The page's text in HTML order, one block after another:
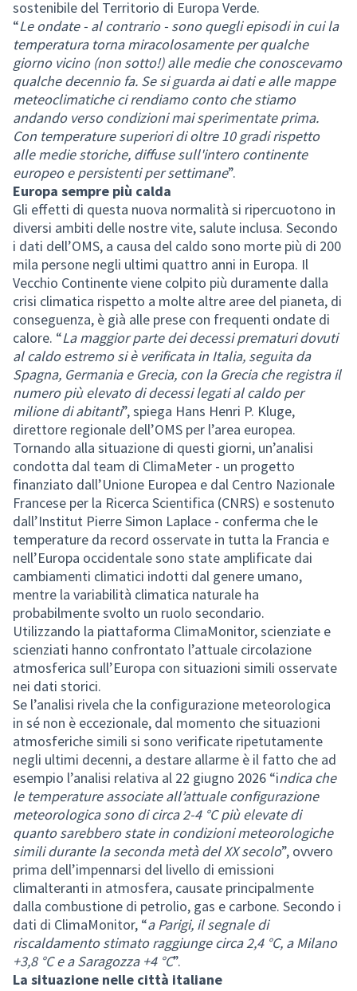
sostenibile del Territorio di Europa Verde.
“Le ondate - al contrario - sono quegli episodi in cui la
temperatura torna miracolosamente per qualche
giorno vicino (non sotto!) alle medie che conoscevamo
qualche decennio fa. Se si guarda ai dati e alle mappe
meteoclimatiche ci rendiamo conto che stiamo
andando verso condizioni mai sperimentate prima.
Con temperature superiori di oltre 10 gradi rispetto
alle medie storiche, diffuse sull'intero continente
europeo e persistenti per settimane”.
Europa sempre più calda
Gli effetti di questa nuova normalità si ripercuotono in
diversi ambiti delle nostre vite, salute inclusa. Secondo
i dati dell’OMS, a causa del caldo sono morte più di 200
mila persone negli ultimi quattro anni in Europa. Il
Vecchio Continente viene colpito più duramente dalla
crisi climatica rispetto a molte altre aree del pianeta, di
conseguenza, è già alle prese con frequenti ondate di
calore. “La maggior parte dei decessi prematuri dovuti
al caldo estremo si è verificata in Italia, seguita da
Spagna, Germania e Grecia, con la Grecia che registra il
numero più elevato di decessi legati al caldo per
milione di abitanti”, spiega Hans Henri P. Kluge,
direttore regionale dell’OMS per l’area europea.
Tornando alla situazione di questi giorni, un’analisi
condotta dal team di ClimaMeter - un progetto
finanziato dall’Unione Europea e dal Centro Nazionale
Francese per la Ricerca Scientifica (CNRS) e sostenuto
dall’Institut Pierre Simon Laplace - conferma che le
temperature da record osservate in tutta la Francia e
nell’Europa occidentale sono state amplificate dai
cambiamenti climatici indotti dal genere umano,
mentre la variabilità climatica naturale ha
probabilmente svolto un ruolo secondario.
Utilizzando la piattaforma ClimaMonitor, scienziate e
scienziati hanno confrontato l’attuale circolazione
atmosferica sull’Europa con situazioni simili osservate
nei dati storici.
Se l’analisi rivela che la configurazione meteorologica
in sé non è eccezionale, dal momento che situazioni
atmosferiche simili si sono verificate ripetutamente
negli ultimi decenni, a destare allarme è il fatto che ad
esempio l’analisi relativa al 22 giugno 2026 “indica che
le temperature associate all’attuale configurazione
meteorologica sono di circa 2-4 °C più elevate di
quanto sarebbero state in condizioni meteorologiche
simili durante la seconda metà del XX secolo”, ovvero
prima dell’impennarsi del livello di emissioni
climalteranti in atmosfera, causate principalmente
dalla combustione di petrolio, gas e carbone. Secondo i
dati di ClimaMonitor, “a Parigi, il segnale di
riscaldamento stimato raggiunge circa 2,4 °C, a Milano
+3,8 °C e a Saragozza +4 °C”.
La situazione nelle città italiane